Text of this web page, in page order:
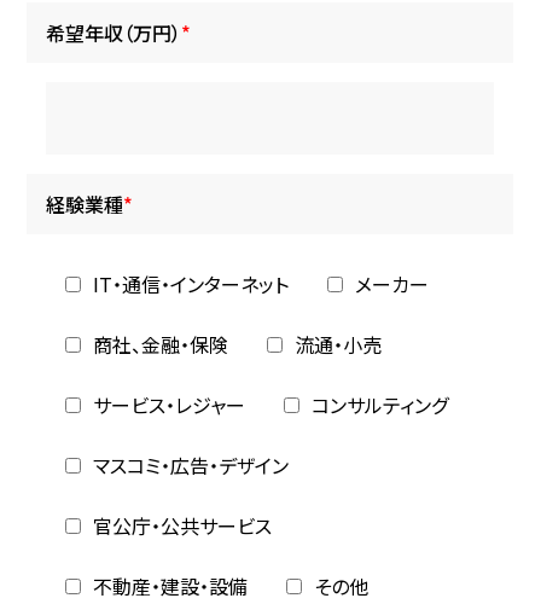
希望年収（万円） *
経験業種*
IT・通信・インターネット メーカー
商社、金融・保険 流通・小売
サービス・レジャー コンサルティング
マスコミ・広告・デザイン
官公庁・公共サービス
不動産・建設・設備 その他